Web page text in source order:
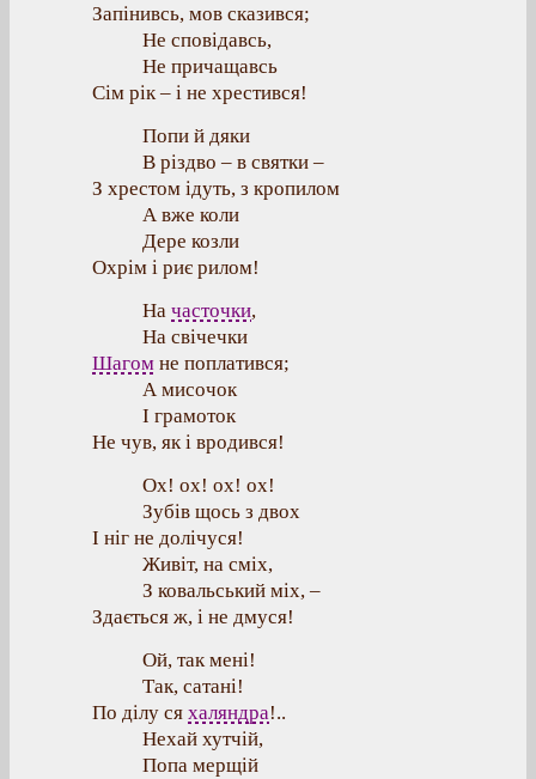
Запінивсь, мов сказився;
Не сповідавсь,
Не причащавсь
Сім рік – і не хрестився!
Попи й дяки
В різдво – в святки –
З хрестом ідуть, з кропилом
А вже коли
Дере козли
Охрім і риє рилом!
На часточки,
На свічечки
Шагом не поплатився;
А мисочок
І грамоток
Не чув, як і вродився!
Ох! ох! ох! ох!
Зубів щось з двох
І ніг не долічуся!
Живіт, на сміх,
З ковальський міх, –
Здається ж, і не дмуся!
Ой, так мені!
Так, сатані!
По ділу ся халяндра!..
Нехай хутчій,
Попа мерщій